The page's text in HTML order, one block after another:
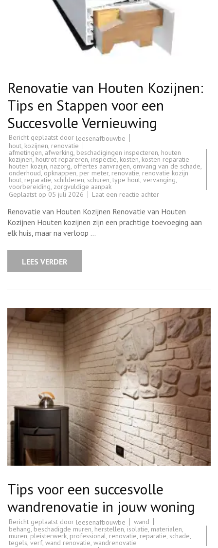
Renovatie van Houten Kozijnen:
Tips en Stappen voor een
Succesvolle Vernieuwing
Bericht geplaatst door leesenafbouwbe
hout, kozijnen, renovatie
afmetingen, afwerking, beschadigingen inspecteren, houten
kozijnen, houtrot repareren, inspectie, kosten, kosten reparatie
houten kozijn, nazorg, offertes aanvragen, omvang van de schade,
onderhoud, opknappen, per meter, renovatie, renovatie kozijn
hout, reparatie, schilderen, schuren,type hout, vervanging,
voorbereiding, zorgvuldige aanpak
Geplaatst op 05 juli 2026 Laat een reactie achterop
van
Houten
Kozijnen:
Tips
Renovatie van Houten Kozijnen Renovatie van Houten
Kozijnen Houten kozijnen zijn een prachtige toevoeging aan
elk huis, maar na verloop …
LEES VERDER
Tips voor een succesvolle
wandrenovatie in jouw woning
Bericht geplaatst door leesenafbouwbe
wand
behang, beschadigde muren, herstellen, isolatie, materialen,
muren,pleisterwerk, professional, renovatie, reparatie, schade,
tegels, verf, wand renovatie, wandrenovatie